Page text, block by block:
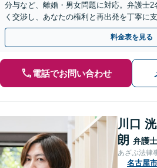
分与など、離婚・男女問題に対応。弁護士
く交渉し、あなたの権利と再出発を丁寧に
みをお聞かせください。
料金表を見る
電話でお問い合わせ
川口
朗 弁護士
あざぶ法律
名古屋